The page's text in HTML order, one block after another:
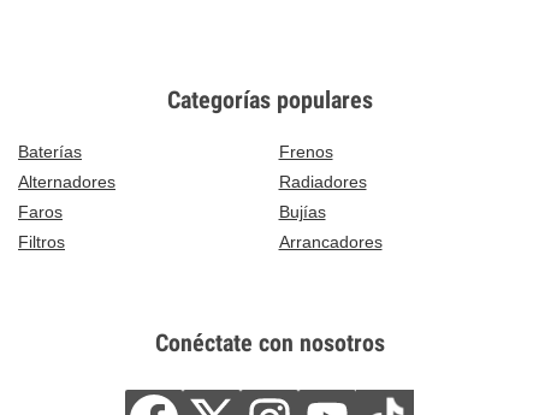
Categorías populares
Baterías
Frenos
Alternadores
Radiadores
Faros
Bujías
Filtros
Arrancadores
Conéctate con nosotros